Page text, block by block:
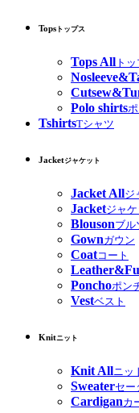
Tops トップス
Tops All ト
Polo shirts
TshirtsTシャツ
Jacketジャケット
Jacket Allジ
Jacketジャケ
Blousonブル
Gownガウン
Coatコート
Ponchoポン
Vestベスト
Knitニット
Knit Allニッ
Sweaterセー
Cardiganカ